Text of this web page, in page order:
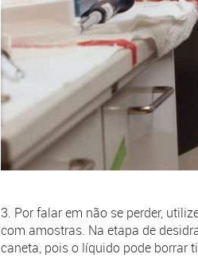
3. Por falar em não se perder,
com amostras. Na etapa de
caneta, pois o líquido pode borrar